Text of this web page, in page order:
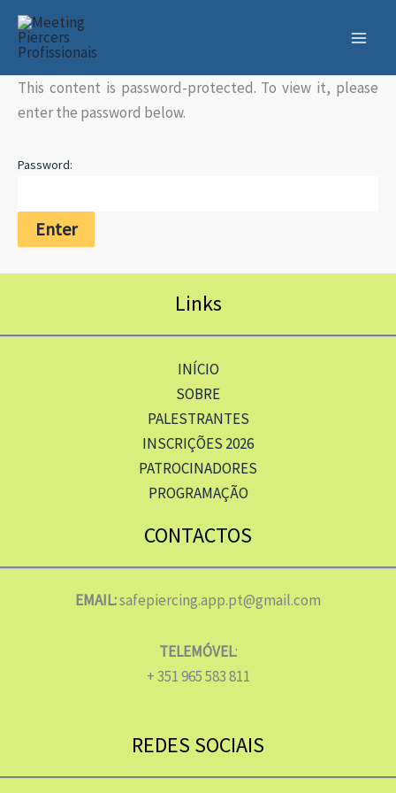
Skip
content
This content is password-protected. To view it, please
enter the password below.
Password:
Links
INÍCIO
SOBRE
PALESTRANTES
INSCRIÇÕES 2026
PATROCINADORES
PROGRAMAÇÃO
CONTACTOS
EMAIL:safepiercing.app.pt@gmail.com
TELEMÓVEL:
+ 351 965 583 811
REDES SOCIAIS